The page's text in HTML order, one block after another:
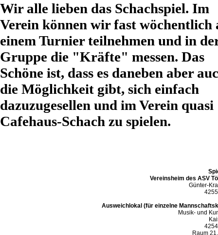
Wir alle lieben das Schachspiel. Im
Verein können wir fast wöchentlich
einem Turnier teilnehmen und in
Gruppe die "Kräfte" messen. Das
Schöne ist, dass es daneben aber
die Möglichkeit gibt, sich einfach
dazuzugesellen und im Verein quasi
Cafehaus-Schach zu spielen.
Vereinsheim des ASV
Günter-
Ausweichlokal (für einzelne
Musik- und
Raum